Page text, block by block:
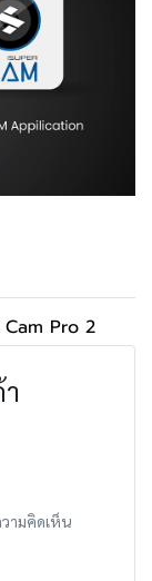
Pro 2
ามคิดเห็น